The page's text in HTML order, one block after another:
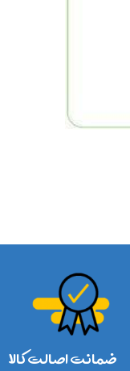
ضمانت اصالت کالا